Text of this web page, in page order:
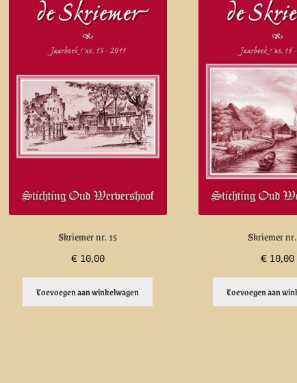
Skriemer nr. 15
€10,00
Toevoegen aan winkelwagen
Skriemer
€ 10,00
Toevoegen aan